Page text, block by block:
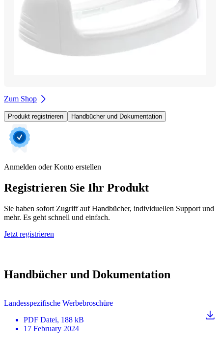
Zum Shop
Produkt registrieren Handbücher und Dokumentation
Anmelden oder Konto erstellen
Registrieren Sie Ihr Produkt
Sie haben sofort Zugriff auf Handbücher, individuellen Support und
mehr. Es geht schnell und einfach.
Jetzt registrieren
Handbücher und Dokumentation
Landesspezifische Werbebroschüre
PDF Datei, 188 kB
17 February 2024